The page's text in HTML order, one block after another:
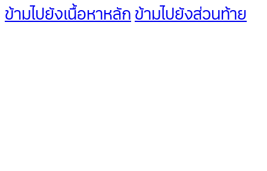
ข้ามไปยังเนื้อหาหลัก ข้ามไปยังส่วนท้าย